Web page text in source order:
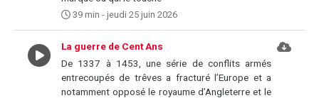
39 min - jeudi 25 juin 2026
La guerre de Cent Ans
De 1337 à 1453, une série de conflits armés
entrecoupés de trêves a fracturé l’Europe et a
notamment opposé le royaume d’Angleterre et le